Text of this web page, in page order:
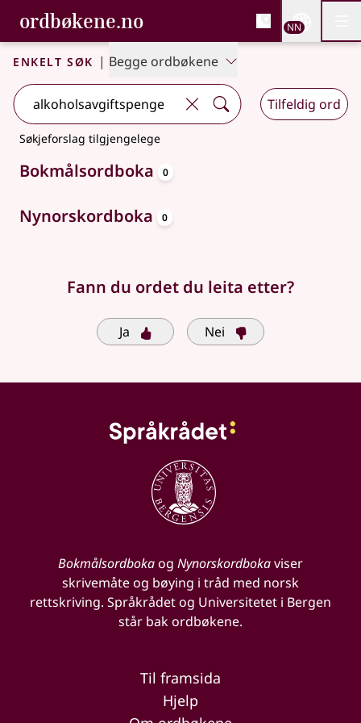
Gå til hovudinnhald
Tilgjenge
ordbøkene.no, Bokmålsordboka og
Bokmålsordboka og Nynorskordboka
NN
Enkelt søk | Begge ordbøkene
Tilfeldig ord
Søkjeforslag tilgjengelege
Bokmålsordboka 0
Nynorskordboka 0
Fann du ordet du leita etter?
Ja Nei
Bokmålsordbokaog Nynorskordbokaviser
skrivemåte og bøying i tråd med norsk
rettskriving. Språkrådet og Universitetet i Bergen
står bak ordbøkene.
Til framsida
Hjelp